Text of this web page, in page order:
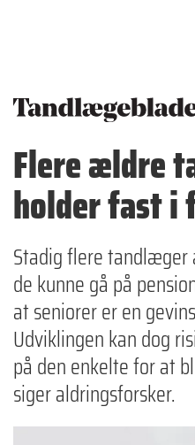
Flere ældre
holder fast i
Stadig flere tandlæger
de kunne gå på
at seniorer er en
Udviklingen kan dog
på den enkelte for at
siger aldringsforsker.